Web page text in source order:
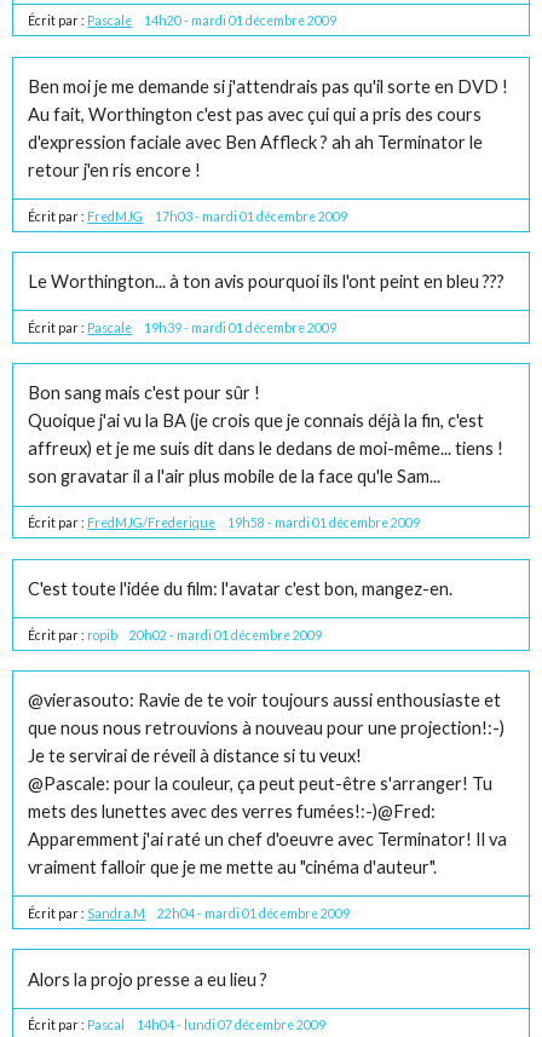
Écrit par : Pascale 14h20- mardi 01 décembre 2009
Ben moi je me demande si j'attendrais pas qu'il sorte en DVD !
Au fait, Worthington c'est pas avec çui qui a pris des cours
d'expression faciale avec Ben Affleck ? ah ah Terminator le
retour j'en ris encore !
Écrit par : FredMJG 17h03- mardi 01 décembre 2009
Le Worthington... à ton avis pourquoi ils l'ont peint en bleu ???
Écrit par : Pascale 19h39- mardi 01 décembre 2009
Bon sang mais c'est pour sûr !
Quoique j'ai vu la BA (je crois que je connais déjà la fin, c'est
affreux) et je me suis dit dans le dedans de moi-même... tiens !
son gravatar il a l'air plus mobile de la face qu'le Sam...
Écrit par : FredMJG/Frederique 19h58 - mardi 01 décembre 2009
C'est toute l'idée du film: l'avatar c'est bon, mangez-en.
Écrit par : ropib 20h02 - mardi 01 décembre 2009
@vierasouto: Ravie de te voir toujours aussi enthousiaste et
que nous nous retrouvions à nouveau pour une projection!:-)
Je te servirai de réveil à distance si tu veux!
@Pascale: pour la couleur, ça peut peut-être s'arranger! Tu
mets des lunettes avec des verres fumées!:-)@Fred:
Apparemment j'ai raté un chef d'oeuvre avec Terminator! Il va
vraiment falloir que je me mette au "cinéma d'auteur".
Écrit par : Sandra.M 22h04- mardi 01 décembre 2009
Alors la projo presse a eu lieu ?
Écrit par : Pascal 14h04- lundi 07 décembre 2009